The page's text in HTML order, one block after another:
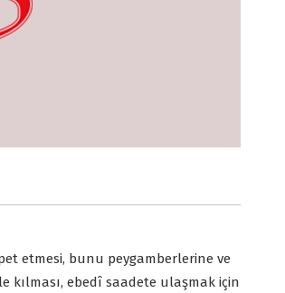
etmesi, bunu peygamberlerine ve
kılması, ebedî saadete ulaşmak için